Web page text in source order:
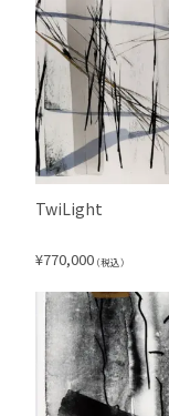
TwiLight
¥770,000 （税込）